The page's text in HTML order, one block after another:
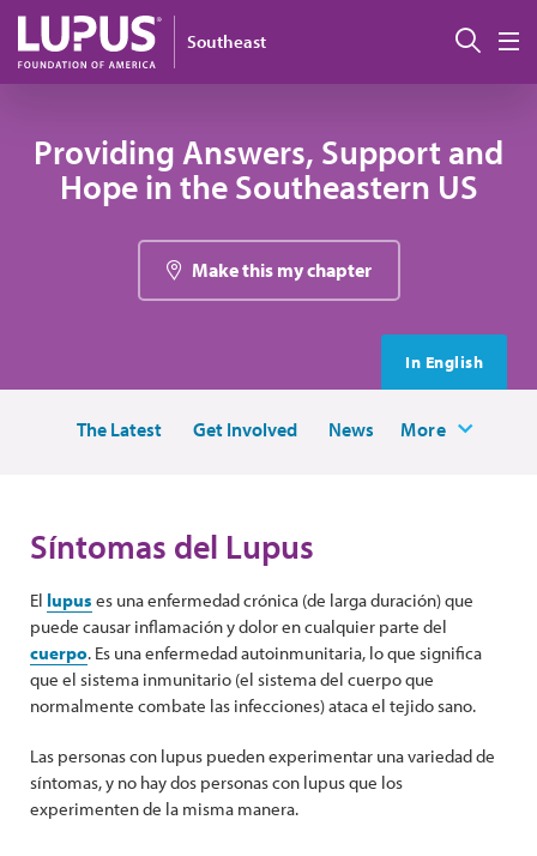
Pasar al contenido principal
Southeast
Providing Answers, Support and
Hope in the Southeastern US
Make this my chapter
In English
The Latest Get Involved News More
Síntomas del Lupus
El lupus es una enfermedad crónica (de larga duración) que
puede causar inflamación y dolor en cualquier parte del
cuerpo. Es una enfermedad autoinmunitaria, lo que significa
que el sistema inmunitario (el sistema del cuerpo que
normalmente combate las infecciones) ataca el tejido sano.
Las personas con lupus pueden experimentar una variedad de
síntomas, y no hay dos personas con lupus que los
experimenten de la misma manera.